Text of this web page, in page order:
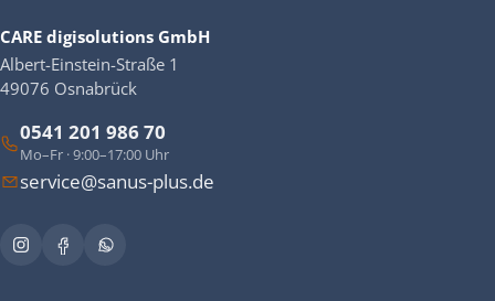
CARE digisolutions GmbH
Albert-Einstein-Straße 1
49076 Osnabrück
0541 201 986 70
Mo–Fr · 9:00–17:00 Uhr
service@sanus-plus.de